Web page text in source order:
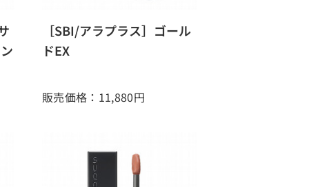
［SBI/アラプラス］ゴール
ドEX
販売価格：11,880円